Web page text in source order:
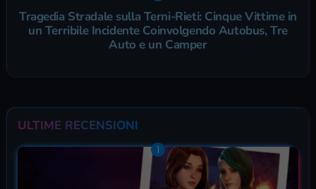
Tragedia Stradale sulla Terni-Rieti: Cinque Vittime in
un Terribile Incidente Coinvolgendo Autobus, Tre
Auto e un Camper
ULTIME RECENSIONI